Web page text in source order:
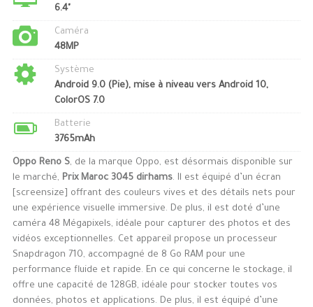
6.4"
Caméra
48MP
Système
Android 9.0 (Pie), mise à niveau vers Android 10,
ColorOS 7.0
Batterie
3765mAh
Oppo Reno S, de la marque Oppo, est désormais disponible sur
le marché, Prix Maroc 3045 dirhams. Il est équipé d’un écran
[screensize] offrant des couleurs vives et des détails nets pour
une expérience visuelle immersive. De plus, il est doté d’une
caméra 48 Mégapixels, idéale pour capturer des photos et des
vidéos exceptionnelles. Cet appareil propose un processeur
Snapdragon 710, accompagné de 8 Go RAM pour une
performance fluide et rapide. En ce qui concerne le stockage, il
offre une capacité de 128GB, idéale pour stocker toutes vos
données, photos et applications. De plus, il est équipé d’une